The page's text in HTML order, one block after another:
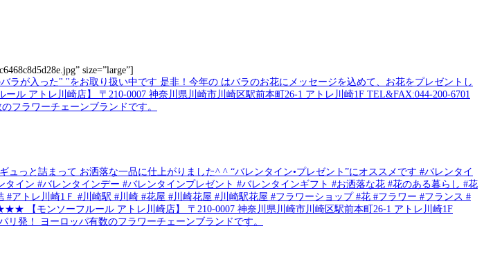
size=”large”]
っと詰まって お洒落な一品に仕上がりました^ ^ “バレンタイン•プレゼント”にオススメです #バレンタイ
イン #バレンタインデー #バレンタインプレゼント #バレンタインギフト #お洒落な花 #花のある暮らし #花
トレ川崎1Ｆ #川崎駅 #川崎 #花屋 #川崎花屋 #川崎駅花屋 #フラワーショップ #花 #フラワー #フランス #
ンソーフルール アトレ川崎店】 〒210-0007 神奈川県川崎市川崎区駅前本町26-1 アトレ川崎1F
ヨーロッパ有数のフラワーチェーンブランドです。